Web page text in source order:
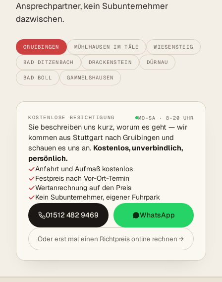
Ansprechpartner, kein Subunternehmer
dazwischen.
GRUIBINGEN MÜHLHAUSEN IM TÄLE WIESENSTEIG
BAD DITZENBACH DRACKENSTEIN DÜRNAU
BAD BOLL GAMMELSHAUSEN
KOSTENLOSE BESICHTIGUNG MO–SA · 8–20 UHR
Sie beschreiben uns kurz, worum es geht — wir
kommen aus Stuttgart nach Gruibingen und
schauen es uns an. Kostenlos, unverbindlich,
persönlich.
Anfahrt und Aufmaß kostenlos
Festpreis nach Vor-Ort-Termin
Wertanrechnung auf den Preis
Kein Subunternehmer, eigener Fuhrpark
01512 482 9469
WhatsApp
Oder erst mal einen Richtpreis online rechnen